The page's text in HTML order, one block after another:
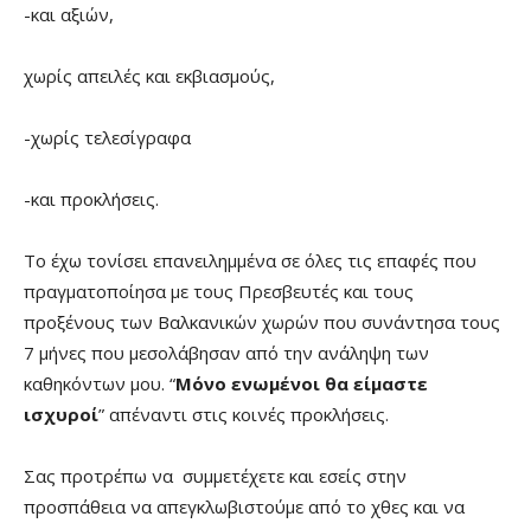
-και αξιών,
χωρίς απειλές και εκβιασμούς,
-χωρίς τελεσίγραφα
-και προκλήσεις.
Το έχω τονίσει επανειλημμένα σε όλες τις επαφές που
πραγματοποίησα με τους Πρεσβευτές και τους
προξένους των Βαλκανικών χωρών που συνάντησα τους
7 μήνες που μεσολάβησαν από την ανάληψη των
καθηκόντων μου. “Μόνο ενωμένοι θα είμαστε
ισχυροί” απέναντι στις κοινές προκλήσεις.
Σας προτρέπω να συμμετέχετε και εσείς στην
προσπάθεια να απεγκλωβιστούμε από το χθες και να